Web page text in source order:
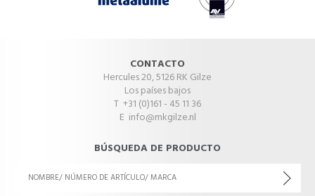
CONTACTO
Hercules 20, 5126 RK Gilze
Los países bajos
T +31 (0)161 - 45 11 36
E info@mkgilze.nl
BÚSQUEDA DE PRODUCTO